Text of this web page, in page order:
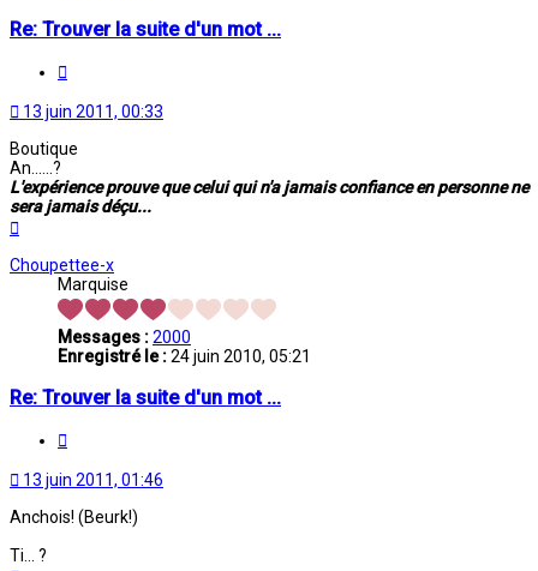
Re: Trouver la suite d'un mot ...
13 juin 2011, 00:33
Boutique
An......?
L'expérience prouve que celui qui n'a jamais confiance en personne ne
sera jamais déçu...
Choupettee-x
Marquise
Messages :2000
Enregistré le :24 juin 2010, 05:21
Re: Trouver la suite d'un mot ...
13 juin 2011, 01:46
Anchois! (Beurk!)
Ti... ?